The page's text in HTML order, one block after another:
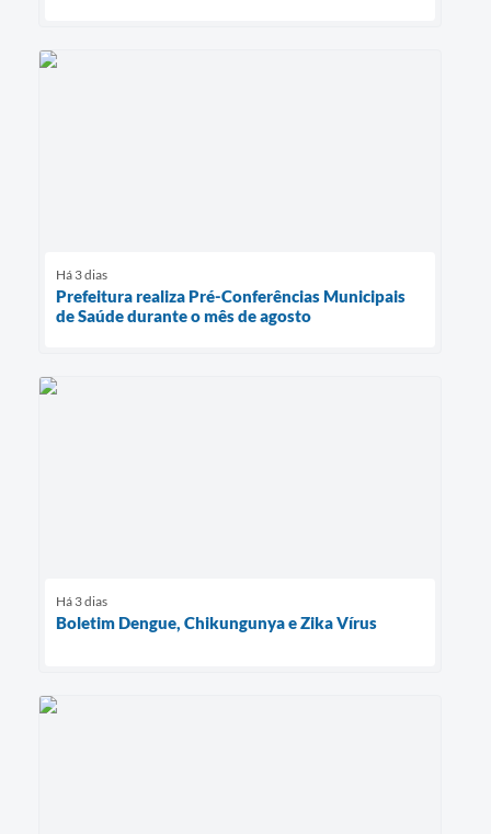
Há 3 dias
Prefeitura realiza Pré-Conferências Municipais
de Saúde durante o mês de agosto
Há 3 dias
Boletim Dengue, Chikungunya e Zika Vírus